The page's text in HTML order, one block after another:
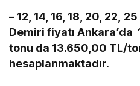
– 12, 14, 16, 18, 20, 22,
Demiri fiyatı
tonu da 13.650,00 TL/
hesaplanmaktadır.